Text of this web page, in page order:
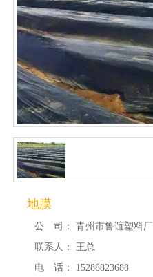
地膜
公 司：
青州市鲁谊塑料厂
联系人：
王总
电 话：
15288823688